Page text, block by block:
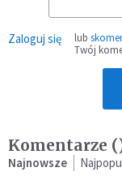
Zaloguj się lub
Twój
Komentarze (
Najnowsze